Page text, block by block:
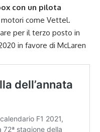
con un pilota
come Vettel.
per il terzo posto in
in favore di McLaren